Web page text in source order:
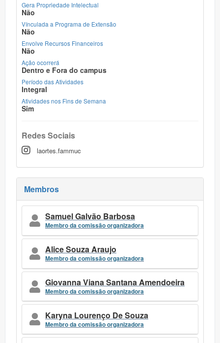
Gera Propriedade Intelectual
Não
Vínculada a Programa de Extensão
Não
Envolve Recursos Financeiros
Não
Ação ocorrerá
Dentro e Fora do campus
Período das Atividades
Integral
Atividades nos Fins de Semana
Sim
Redes Sociais
laortes.fammuc
Membros
Samuel Galvão Barbosa
Membro da comissão organizadora
Alice Souza Araujo
Membro da comissão organizadora
Giovanna Viana Santana Amendoeira
Membro da comissão organizadora
Karyna Lourenço De Souza
Membro da comissão organizadora